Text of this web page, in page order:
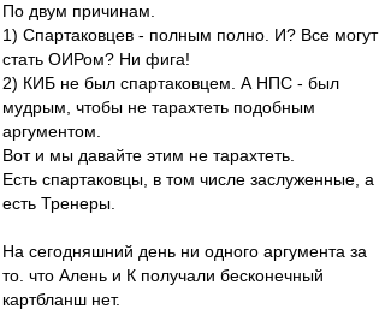
По двум причинам.
1) Спартаковцев - полным полно. И? Все могут
стать ОИРом? Ни фига!
2) КИБ не был спартаковцем. А НПС - был
мудрым, чтобы не тарахтеть подобным
аргументом.
Вот и мы давайте этим не тарахтеть.
Есть спартаковцы, в том числе заслуженные, а
есть Тренеры.
На сегодняшний день ни одного аргумента за
то. что Алень и К получали бесконечный
картбланш нет.